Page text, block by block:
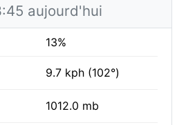
aujourd'hui
13%
9.7 kph (102°)
1012.0 mb